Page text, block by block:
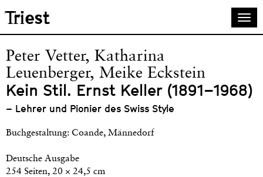
Skip
main
content
Triest
Peter Vetter, Katharina
Leuenberger, Meike Eckstein
Kein Stil. Ernst Keller (1891–1968)
– Lehrer und Pionier des Swiss Style
Buchgestaltung: Coande, Männedorf
Deutsche Ausgabe
254 Seiten, 20 × 24,5 cm